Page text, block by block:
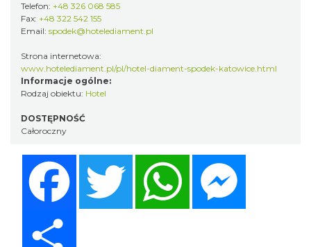
Telefon: +48 326 068 585
Fax: +48 322 542 155
Email: spodek@hotelediament.pl
Strona internetowa:
www.hotelediament.pl/pl/hotel-diament-spodek-katowice.html
Informacje ogólne:
Rodzaj obiektu: Hotel
DOSTĘPNOŚĆ
Całoroczny
Twitter WhatsApp